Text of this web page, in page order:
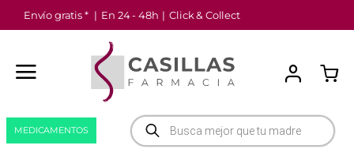
Saltar
al
Envío gratis * | En 24 - 48h | Click & Collect
Búsqueda
de
MEDICAMENTOS